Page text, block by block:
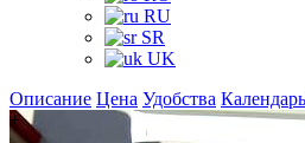
RU
SR
UK
Описание Цена Удобства Календарь
+